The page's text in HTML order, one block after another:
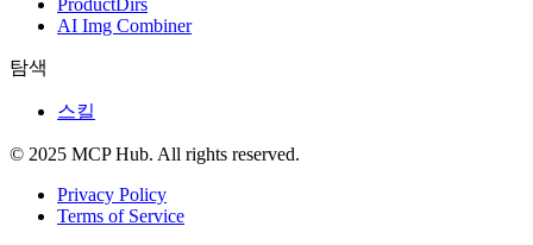
AI Img Combiner
탐색
스킬
© 2025 MCP Hub. All rights reserved.
Privacy Policy
Terms of Service